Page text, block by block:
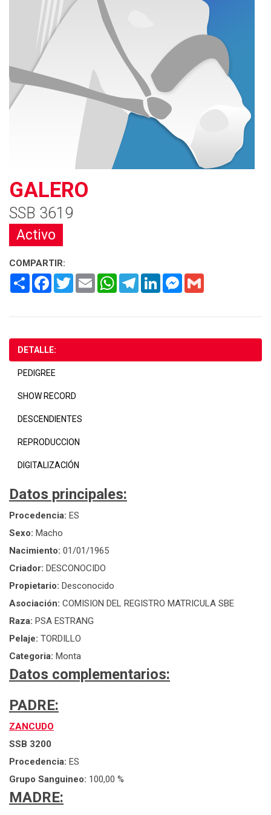
GALERO
SSB 3619
Activo
COMPARTIR:
Share FacebookTwitterEmail WhatsAppTelegramLinkedInMessenger
DETALLE:
PEDIGREE
SHOW RECORD
DESCENDIENTES
REPRODUCCION
DIGITALIZACIÓN
Datos principales:
Procedencia: ES
Sexo: Macho
Nacimiento: 01/01/1965
Criador: DESCONOCIDO
Propietario: Desconocido
Asociación: COMISION DEL REGISTRO MATRICULA SBE
Raza: PSA ESTRANG
Pelaje: TORDILLO
Categoria: Monta
Datos complementarios:
PADRE:
ZANCUDO
SSB 3200
Procedencia: ES
Grupo Sanguineo: 100,00 %
MADRE: